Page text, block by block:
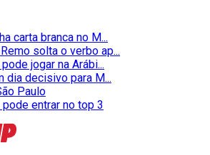
carta branca no M...
solta o verbo ap...
jogar na Arábi...
dia decisivo para M...
Paulo
entrar no top 3